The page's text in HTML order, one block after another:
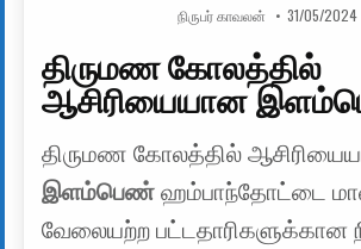
AUTHOR:
நிருபர் காவலன் PUBLISHED
31/05/2024
திருமண கோலத்தில்
ஆசிரியையான
திருமண கோலத்தில்
இளம்பெண் ஹம்பாந்தோட்டை
வேலையற்ற பட்டதாரிகளுக்கான